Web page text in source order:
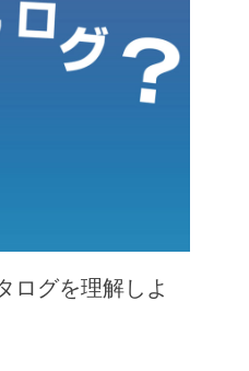
ログを理解しよ